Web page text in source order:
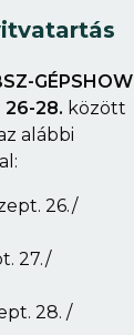
GÉPSHOW
28. között
alábbi
26./
27./
28. /